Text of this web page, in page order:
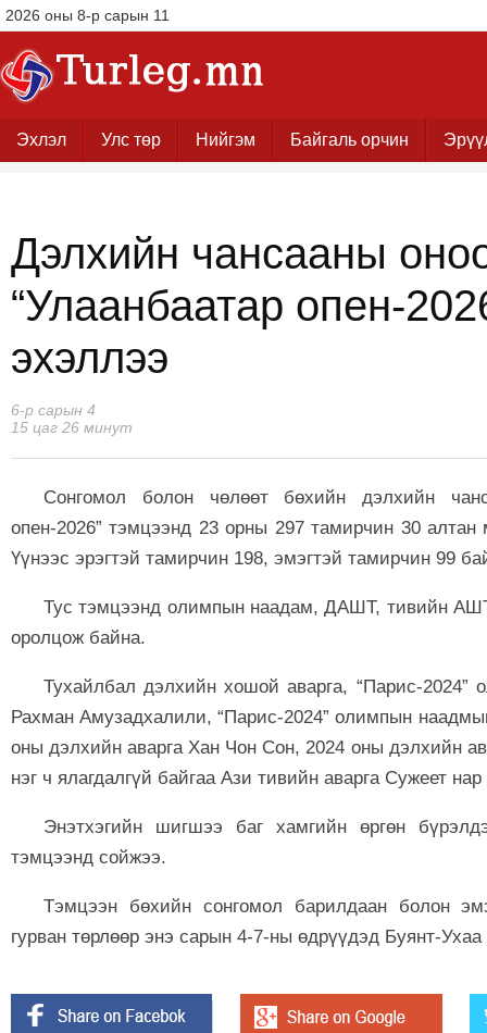
2026 оны 8-р сарын 11
Эхлэл Улс төр Нийгэм Байгаль орчин
Дэлхийн чансааны
“Улаанбаатар опен-
эхэллээ
6-р сарын 4
15 цаг 26 минут
Сонгомол болон чөлөөт бөхийн дэлхийн
опен-2026” тэмцээнд 23 орны 297 тамирчин 30
Үүнээс эрэгтэй тамирчин 198, эмэгтэй тамирчин 99
Тус тэмцээнд олимпын наадам, ДАШТ, тивийн
оролцож байна.
Тухайлбал дэлхийн хошой аварга, “Парис-
Рахман Амузадхалили, “Парис-2024” олимпын
оны дэлхийн аварга Хан Чон Сон, 2024 оны дэлхийн
нэг ч ялагдалгүй байгаа Ази тивийн аварга Сужеет
Энэтхэгийн шигшээ баг хамгийн өргөн
тэмцээнд сойжээ.
Тэмцээн бөхийн сонгомол барилдаан болон
гурван төрлөөр энэ сарын 4-7-ны өдрүүдэд Буянт-